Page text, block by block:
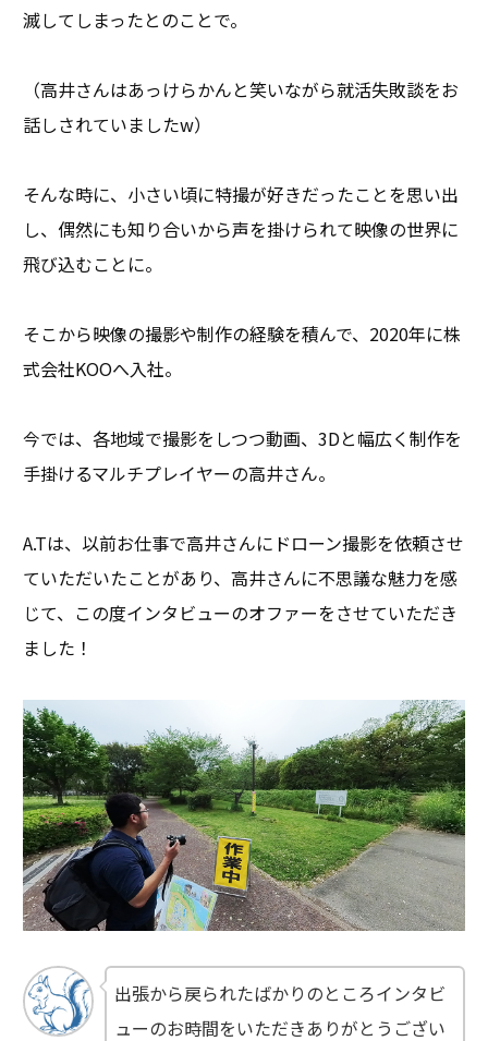
滅してしまったとのことで。
（高井さんはあっけらかんと笑いながら就活失敗談をお
話しされていましたw）
そんな時に、小さい頃に特撮が好きだったことを思い出
し、偶然にも知り合いから声を掛けられて映像の世界に
飛び込むことに。
そこから映像の撮影や制作の経験を積んで、2020年に株
式会社KOOへ入社。
今では、各地域で撮影をしつつ動画、3Dと幅広く制作を
手掛けるマルチプレイヤーの高井さん。
A.Tは、以前お仕事で高井さんにドローン撮影を依頼させ
ていただいたことがあり、高井さんに不思議な魅力を感
じて、この度インタビューのオファーをさせていただき
ました！
出張から戻られたばかりのところインタビ
ューのお時間をいただきありがとうござい